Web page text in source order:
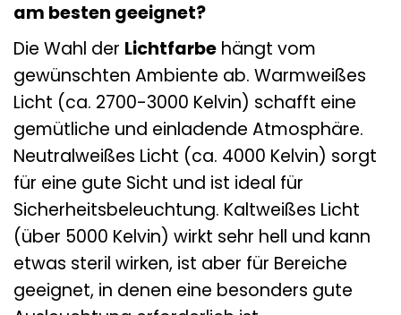
am besten geeignet?
Die Wahl der Lichtfarbe hängt vom
gewünschten Ambiente ab. Warmweißes
Licht (ca. 2700-3000 Kelvin) schafft eine
gemütliche und einladende Atmosphäre.
Neutralweißes Licht (ca. 4000 Kelvin) sorgt
für eine gute Sicht und ist ideal für
Sicherheitsbeleuchtung. Kaltweißes Licht
(über 5000 Kelvin) wirkt sehr hell und kann
etwas steril wirken, ist aber für Bereiche
geeignet, in denen eine besonders gute